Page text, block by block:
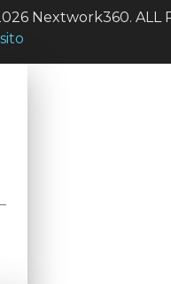
Nextwork360. ALL